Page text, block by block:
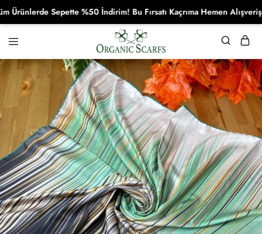
Organikscarf
Sepette %50 İndirim! Bu Fırsatı Kaçrıma Hemen Alışverişe